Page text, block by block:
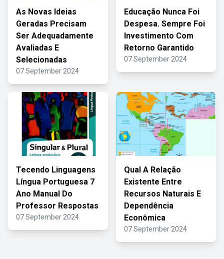
As Novas Ideias
Geradas Precisam
Ser Adequadamente
Avaliadas E
Selecionadas
07 September 2024
Educação Nunca Foi
Despesa. Sempre Foi
Investimento Com
Retorno Garantido
07 September 2024
Tecendo Linguagens
Língua Portuguesa 7
Ano Manual Do
Professor Respostas
07 September 2024
Qual A Relação
Existente Entre
Recursos Naturais E
Dependência
Econômica
07 September 2024